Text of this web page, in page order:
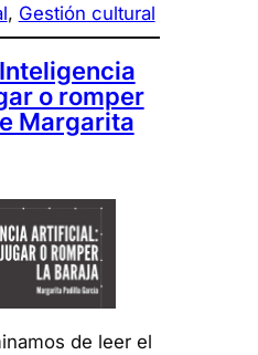
, Gestión cultural
o romper
Margarita
de leer el